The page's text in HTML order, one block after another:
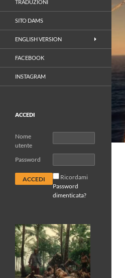
TRADUZIONI
SITO DAMS
ENGLISH VERSION
FACEBOOK
INSTAGRAM
ACCEDI
Nome
utente
Password
Ricordami
Password
dimenticata?